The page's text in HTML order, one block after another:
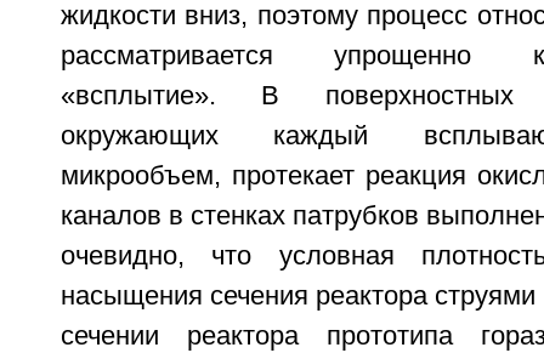
жидкости вниз, поэтому процесс
рассматривается упрощенно
«всплытие». В поверхностных
окружающих каждый
микрообъем, протекает реакция
каналов в стенках патрубков
очевидно, что условная
насыщения сечения реактора струями
сечении реактора прототипа